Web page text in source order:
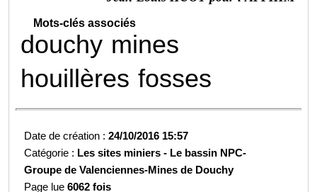
Mots-clés associés
douchy mines
houillères fosses
Date de création :24/10/2016 15:57
Catégorie : Les sites miniers - Le bassin NPC-
Groupe de Valenciennes-Mines de Douchy
Page lue6062 fois